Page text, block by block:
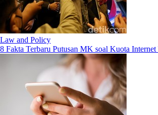
Law and Policy
8 Fakta Terbaru Putusan MK soal Kuota